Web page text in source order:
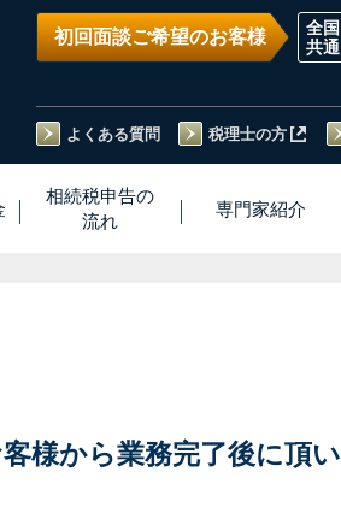
初回面談ご希望のお客様
よくある質問 税理士の方
相続税申告の
流れ
専門家紹介
様から業務完了後に頂